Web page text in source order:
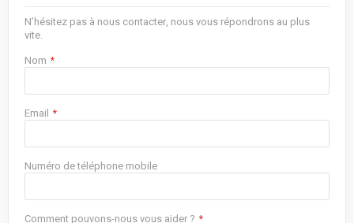
N’hésitez pas à nous contacter, nous vous répondrons au plus
vite.
Nom
Email
Numéro de téléphone mobile
Comment pouvons-nous vous aider ?